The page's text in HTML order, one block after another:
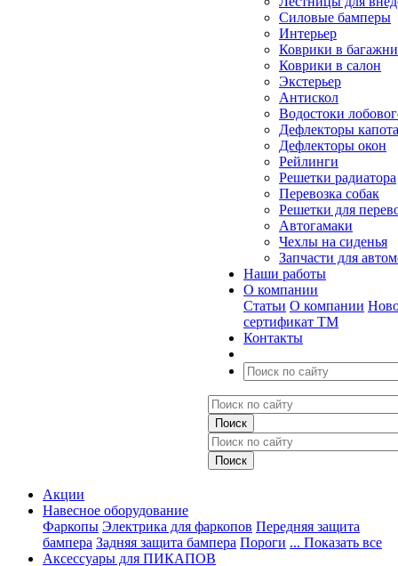
Силовые бамперы
Интерьер
Коврики в
Коврики в салон
Экстерьер
Антискол
Водостоки
Дефлекторы капота
Дефлекторы окон
Рейлинги
Решетки радиатора
Перевозка собак
Решетки для
Автогамаки
Чехлы на сиденья
Запчасти для
Наши работы
О компании
Статьи О компании
сертификат ТМ
Контакты
Акции
Навесное оборудование
Фаркопы Электрика для фаркопов Передняя защита
бампера Задняя защита бампера Пороги ... Показать все
Аксессуары для ПИКАПОВ